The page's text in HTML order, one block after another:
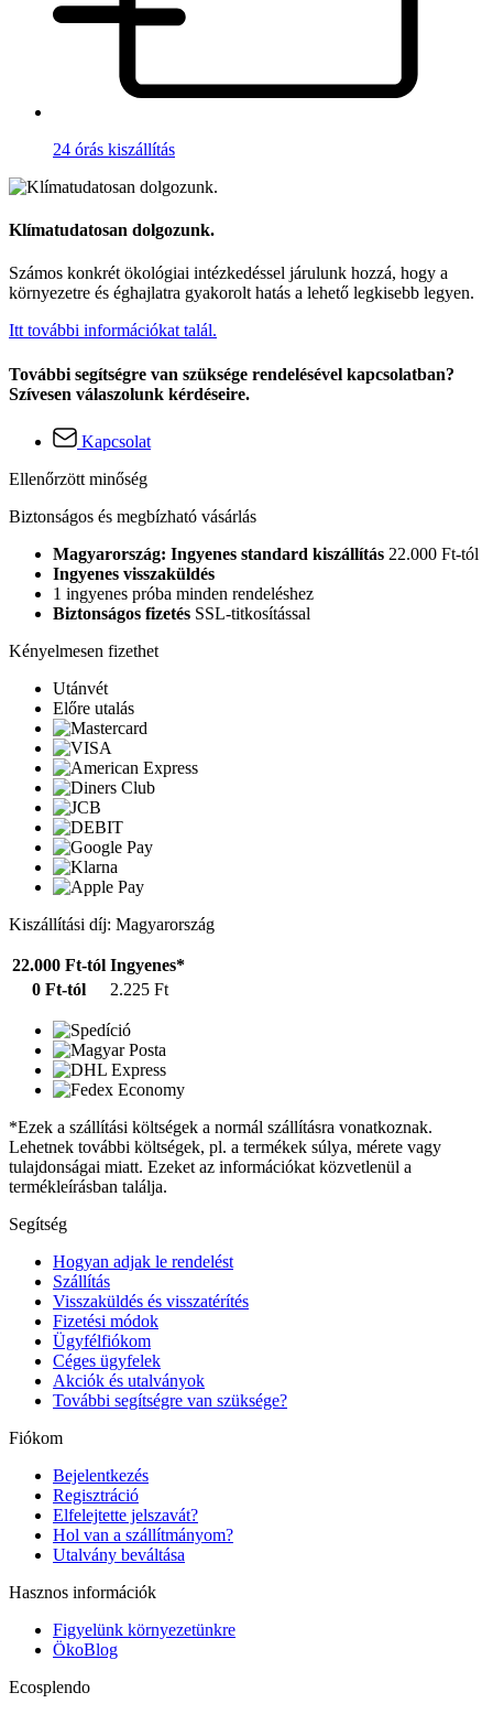
24 órás kiszállítás
Klímatudatosan dolgozunk.
Számos konkrét ökológiai intézkedéssel járulunk hozzá, hogy a
környezetre és éghajlatra gyakorolt hatás a lehető legkisebb legyen.
Itt további információkat talál.
További segítségre van szüksége rendelésével kapcsolatban?
Szívesen válaszolunk kérdéseire.
Kapcsolat
Ellenőrzött minőség
Biztonságos és megbízható vásárlás
Magyarország: Ingyenes standard kiszállítás 22.000 Ft-tól
Ingyenes visszaküldés
1 ingyenes próba minden rendeléshez
Biztonságos fizetés SSL-titkosítással
Kényelmesen fizethet
Utánvét
Előre utalás
Kiszállítási díj: Magyarország
22.000 Ft-tól Ingyenes*
0 Ft-tól
2.225 Ft
*Ezek a szállítási költségek a normál szállításra vonatkoznak.
Lehetnek további költségek, pl. a termékek súlya, mérete vagy
tulajdonságai miatt. Ezeket az információkat közvetlenül a
termékleírásban találja.
Segítség
Hogyan adjak le rendelést
Szállítás
Visszaküldés és visszatérítés
Fizetési módok
Ügyfélfiókom
Céges ügyfelek
Akciók és utalványok
További segítségre van szüksége?
Fiókom
Bejelentkezés
Regisztráció
Elfelejtette jelszavát?
Hol van a szállítmányom?
Utalvány beváltása
Hasznos információk
Figyelünk környezetünkre
ÖkoBlog
Ecosplendo